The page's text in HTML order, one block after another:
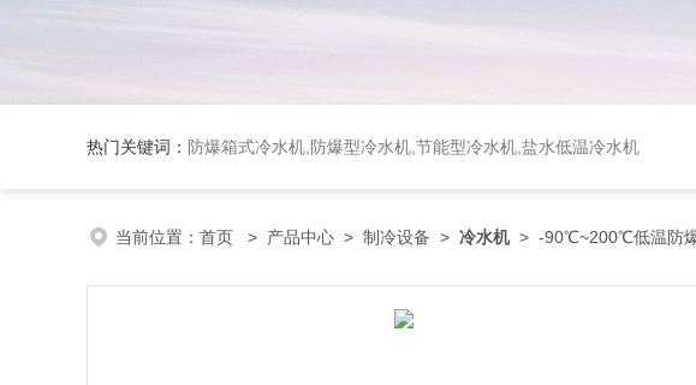
热门关键词： 防爆箱式冷水机,防爆型冷水机,节能型冷水机,盐水低温冷水机
当前位置： 首页 > 产品中心 > 制冷设备 > 冷水机> -90℃~200℃低温防爆